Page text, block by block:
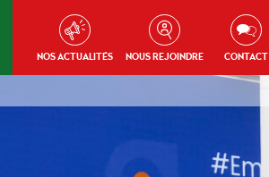
NOS ACTUALITÉS NOUS REJOINDRE CONTACT